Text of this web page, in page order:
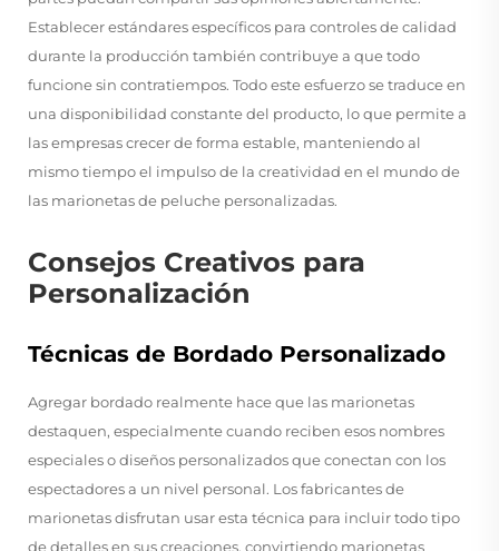
Establecer estándares específicos para controles de calidad
durante la producción también contribuye a que todo
funcione sin contratiempos. Todo este esfuerzo se traduce en
una disponibilidad constante del producto, lo que permite a
las empresas crecer de forma estable, manteniendo al
mismo tiempo el impulso de la creatividad en el mundo de
las marionetas de peluche personalizadas.
Consejos Creativos para
Personalización
Técnicas de Bordado Personalizado
Agregar bordado realmente hace que las marionetas
destaquen, especialmente cuando reciben esos nombres
especiales o diseños personalizados que conectan con los
espectadores a un nivel personal. Los fabricantes de
marionetas disfrutan usar esta técnica para incluir todo tipo
de detalles en sus creaciones, convirtiendo marionetas